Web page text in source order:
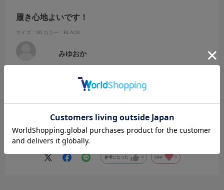
履き心地よいです！
サイズ：36 カラー：BLACK
みゆおか
発送は早く、丁寧で安心できます。実際の商品は本当にかわいくて履
き心地がよいです。娘も気に入ってくれました。ありがとうございま
した。
続きを読む
参考になった 0 Like! 0